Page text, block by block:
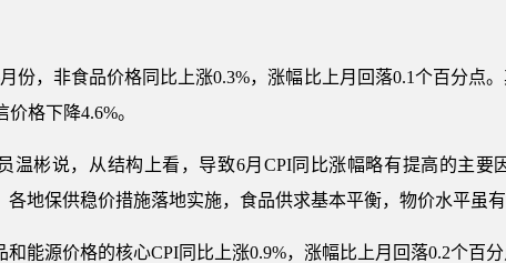
份，非食品价格同比上涨0.3%，涨幅比上月回落0.1个百分点
格下降4.6%。
温彬说，从结构上看，导致6月CPI同比涨幅略有提高的主要
地保供稳价措施落地实施，食品供求基本平衡，物价水平虽有
能源价格的核心CPI同比上涨0.9%，涨幅比上月回落0.2个百